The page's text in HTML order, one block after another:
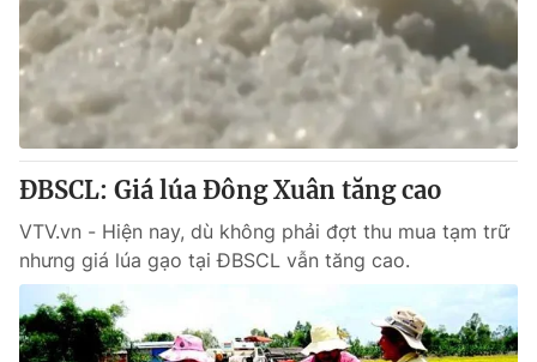
® Cấm sao chép dưới mọi hình thức nếu không có sự chấp
thuận bằng văn bản. Ghi rõ nguồn VTV.vn khi phát hành lại
ĐBSCL: Giá lúa Đông Xuân tăng cao
VTV.vn - Hiện nay, dù không phải đợt thu mua tạm trữ
nhưng giá lúa gạo tại ĐBSCL vẫn tăng cao.